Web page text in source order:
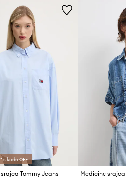
s kodo OFF
Tommy Jeans Medicine